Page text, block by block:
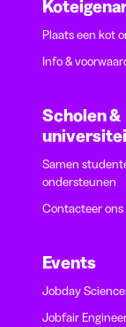
Plaats een kot
Info &
Scholen &
Samen
ondersteunen
Contacteer ons
Events
Jobday
Jobfair